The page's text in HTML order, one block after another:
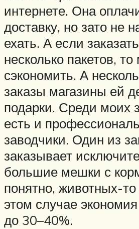
интернете. Она
доставку, но зато не
ехать. А если
несколько пакетов,
сэкономить. А
заказы магазины ей
подарки. Среди моих
есть и
заводчики. Один из
заказывает
большие мешки с
понятно, животных-
этом случае
до 30–40%.